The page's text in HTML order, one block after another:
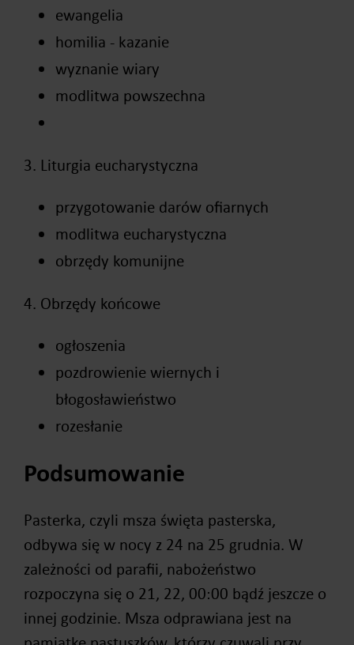
ewangelia
homilia - kazanie
wyznanie wiary
modlitwa powszechna
3. Liturgia eucharystyczna
przygotowanie darów ofiarnych
modlitwa eucharystyczna
obrzędy komunijne
4. Obrzędy końcowe
ogłoszenia
pozdrowienie wiernych i
błogosławieństwo
rozesłanie
Podsumowanie
Pasterka, czyli msza święta pasterska,
odbywa się w nocy z 24 na 25 grudnia. W
zależności od parafii, nabożeństwo
rozpoczyna się o 21, 22, 00:00 bądź jeszcze o
innej godzinie. Msza odprawiana jest na